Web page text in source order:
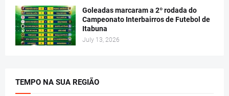
Goleadas marcaram a 2º rodada do
Campeonato Interbairros de Futebol de
Itabuna
July 13, 2026
TEMPO NA SUA REGIÃO